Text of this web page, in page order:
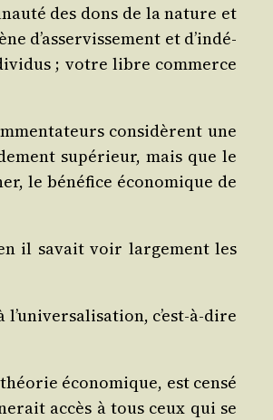
des dons de la nature et
d’as­ser­vis­se­ment et d’in­dé­
; votre libre com­merce
consi­dèrent une
supé­rieur, mais que le
le béné­fice éco­no­mique de
il savait voir lar­ge­ment les
c’est-à-dire
éco­no­mique, est cen­sé
accès à tous ceux qui se